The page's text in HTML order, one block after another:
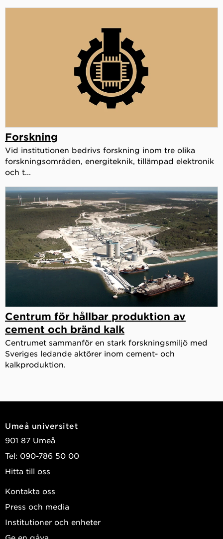
Forskning
Vid institutionen bedrivs forskning inom tre olika
forskningsområden, energiteknik, tillämpad elektronik
och t...
Centrum för hållbar produktion av
cement och bränd kalk
Centrumet sammanför en stark forskningsmiljö med
Sveriges ledande aktörer inom cement- och
kalkproduktion.
Umeå universitet
901 87 Umeå
Tel: 090-786 50 00
Hitta till oss
Kontakta oss
Press och media
Institutioner och enheter